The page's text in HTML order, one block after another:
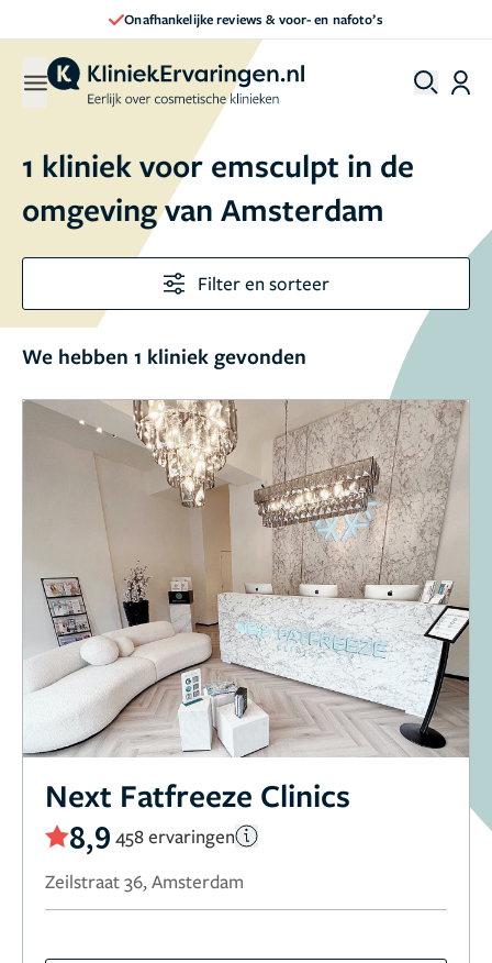
Onafhankelijke reviews & voor- en nafoto’s
1 kliniek voor emsculpt in de
omgeving van Amsterdam
Filter en sorteer
We hebben 1 kliniek gevonden
Next Fatfreeze Clinics
8,9 458 ervaringen
Zeilstraat 36, Amsterdam